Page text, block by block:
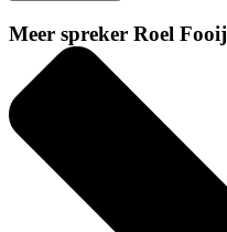
Meer spreker Roel Fooij